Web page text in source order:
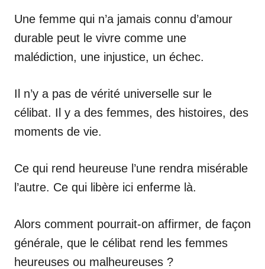
Une femme qui n’a jamais connu d’amour
durable peut le vivre comme une
malédiction, une injustice, un échec.
Il n’y a pas de vérité universelle sur le
célibat. Il y a des femmes, des histoires, des
moments de vie.
Ce qui rend heureuse l’une rendra misérable
l’autre. Ce qui libère ici enferme là.
Alors comment pourrait-on affirmer, de façon
générale, que le célibat rend les femmes
heureuses ou malheureuses ?